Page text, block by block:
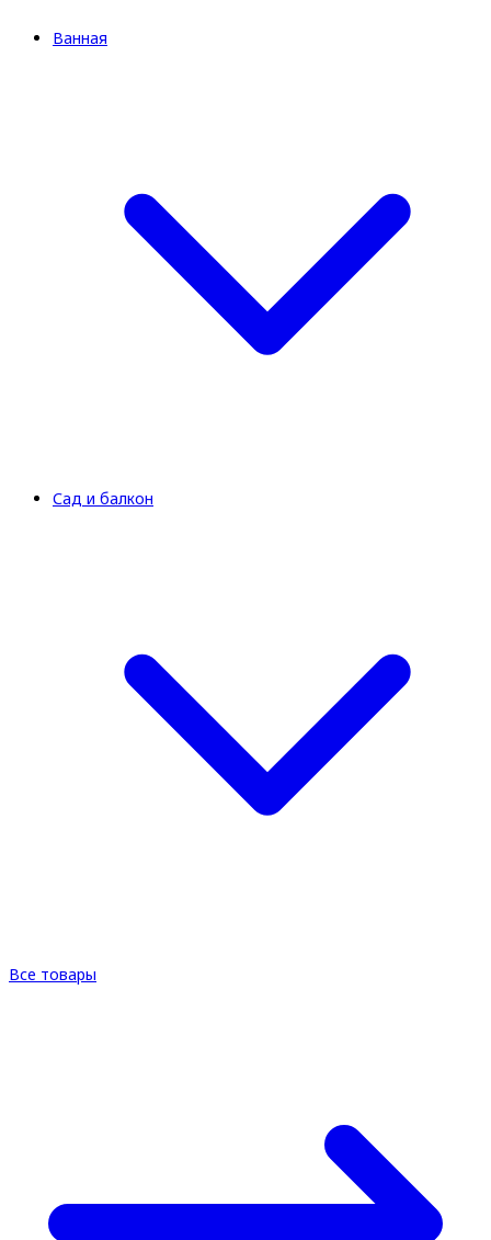
Ванная
Сад и балкон
Все товары